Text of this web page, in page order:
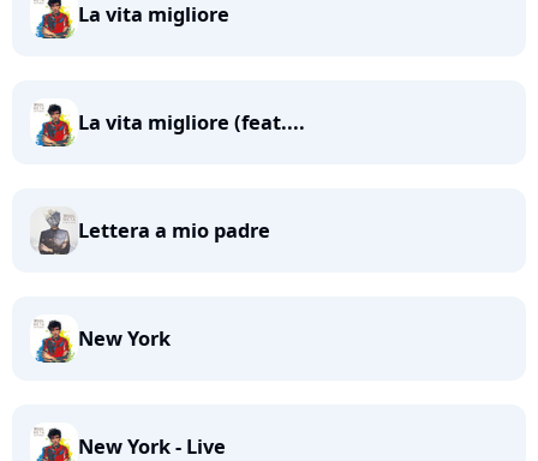
La vita migliore
La vita migliore (feat....
Lettera a mio padre
New York
New York - Live